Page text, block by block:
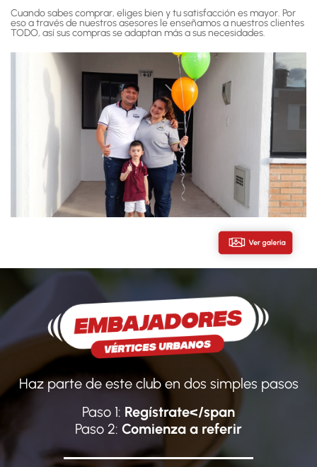
Cuando sabes comprar, eliges bien y tu satisfacción es mayor. Por
eso a través de nuestros asesores le enseñamos a nuestros clientes
TODO, así sus compras se adaptan más a sus necesidades.
Haz parte de este club en dos simples pasos
Paso 1: Regístrate</span
Paso 2: Comienza a referir